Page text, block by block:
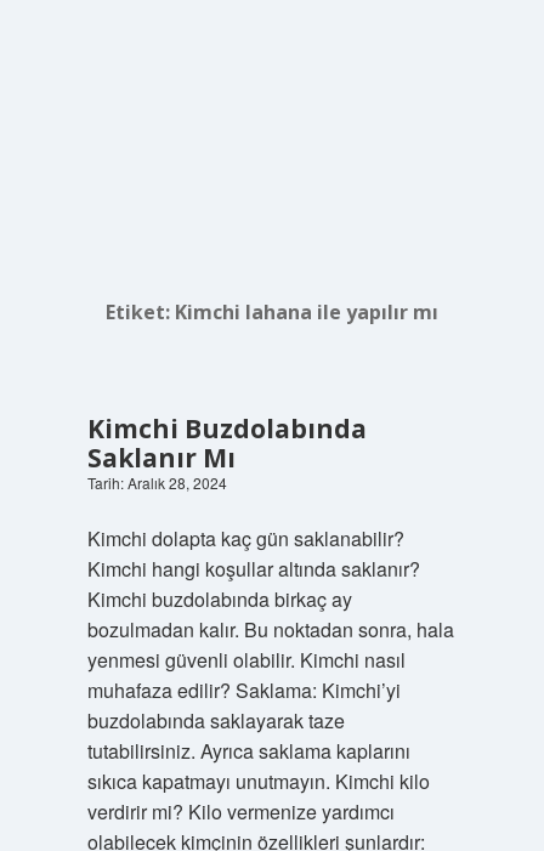
Etiket: Kimchi lahana ile yapılır mı
Kimchi Buzdolabında
Saklanır Mı
Tarih: Aralık 28, 2024
Kimchi dolapta kaç gün saklanabilir?
Kimchi hangi koşullar altında saklanır?
Kimchi buzdolabında birkaç ay
bozulmadan kalır. Bu noktadan sonra, hala
yenmesi güvenli olabilir. Kimchi nasıl
muhafaza edilir? Saklama: Kimchi’yi
buzdolabında saklayarak taze
tutabilirsiniz. Ayrıca saklama kaplarını
sıkıca kapatmayı unutmayın. Kimchi kilo
verdirir mi? Kilo vermenize yardımcı
olabilecek kimçinin özellikleri şunlardır: